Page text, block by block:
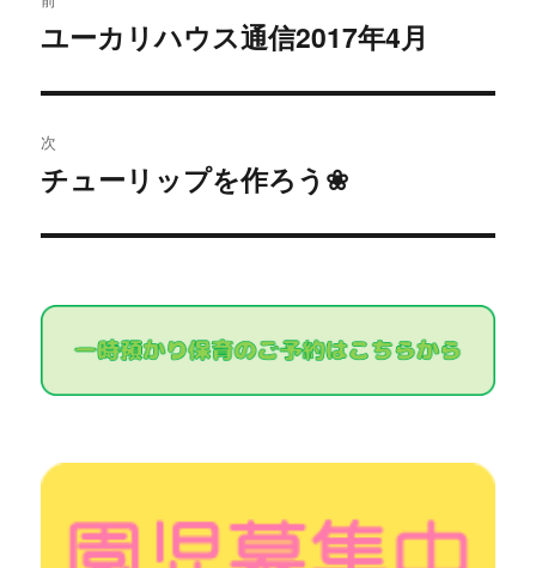
稿
ビ
ゲ
ー
ョ
ン
過
の
投
稿:
ユーカリハウス通信2017年4月
次
次
投
チューリップを作ろう❀